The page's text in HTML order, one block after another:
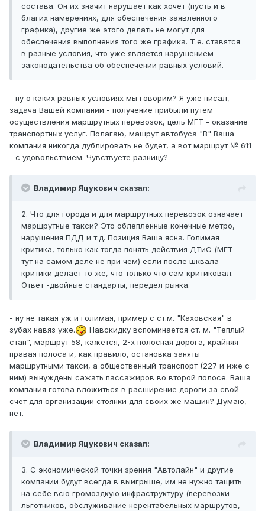
состава. Он их значит нарушает как хочет (пусть и в
благих намерениях, для обеспечения заявленного
графика), другие же этого делать не могут для
обеспечения выполнения того же графика. Т.е. ставятся
в разные условия, что уже является нарушением
законодательства об обеспечении равных условий.
- ну о каких равных условиях мы говорим? Я уже писал,
задача Вашей компании - получение прибыли путем
осуществления маршрутных перевозок, цель МГТ - оказание
транспортных услуг. Полагаю, машрут автобуса "В" Ваша
компания никогда дублировать не будет, а вот маршрут № 611
- с удовольствием. Чувствуете разницу?
Владимир Яцукович сказал:
2. Что для города и для маршрутных перевозок означает
маршрутные такси? Это облепленные конечные метро,
нарушения ПДД и т.д. Позиция Ваша ясна. Голимая
критика, только как тогда понять действия ДТиС (МГТ
тут на самом деле не при чем) если после шквала
критики делает то же, что только что сам критиковал.
Ответ -двойные стандарты, передел рынка.
- ну не такая уж и голимая, пример с ст.м. "Каховская" в
зубах навяз уже.
Навскидку вспоминается ст. м. "Теплый
стан", маршрут 58, кажется, 2-х полосная дорога, крайняя
правая полоса и, как правило, остановка заняты
маршрутными такси, а общественный транспорт (227 и иже с
ним) вынуждены сажать пассажиров во второй полосе. Ваша
компания готова вложиться в расширение дороги за свой
счет для организации стоянки для своих же машин? Думаю,
нет.
Владимир Яцукович сказал:
3. С экономической точки зрения "Автолайн" и другие
компании будут всегда в выигрыше, им не нужно тащить
на себе всю громоздкую инфраструктуру (перевозки
льготников, обслуживание нерентабельных маршрутов,